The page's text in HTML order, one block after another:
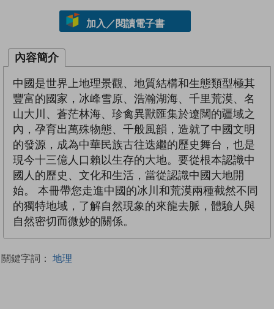
加入／閱讀電子書
內容簡介
中國是世界上地理景觀、地質結構和生態類型極其
豐富的國家，冰峰雪原、浩瀚湖海、千里荒漠、名
山大川、蒼茫林海、珍禽異獸匯集於遼闊的疆域之
內，孕育出萬殊物態、千般風韻，造就了中國文明
的發源，成為中華民族古往迭繼的歷史舞台，也是
現今十三億人口賴以生存的大地。要從根本認識中
國人的歷史、文化和生活，當從認識中國大地開
始。 本冊帶您走進中國的冰川和荒漠兩種截然不同
的獨特地域，了解自然現象的來龍去脈，體驗人與
自然密切而微妙的關係。
關鍵字詞： 地理